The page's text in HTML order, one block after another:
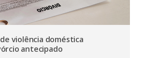
de violência doméstica
antecipado